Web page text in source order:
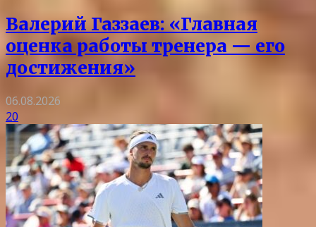
Валерий Газзаев: «Главная
оценка работы тренера — его
достижения»
06.08.2026
20